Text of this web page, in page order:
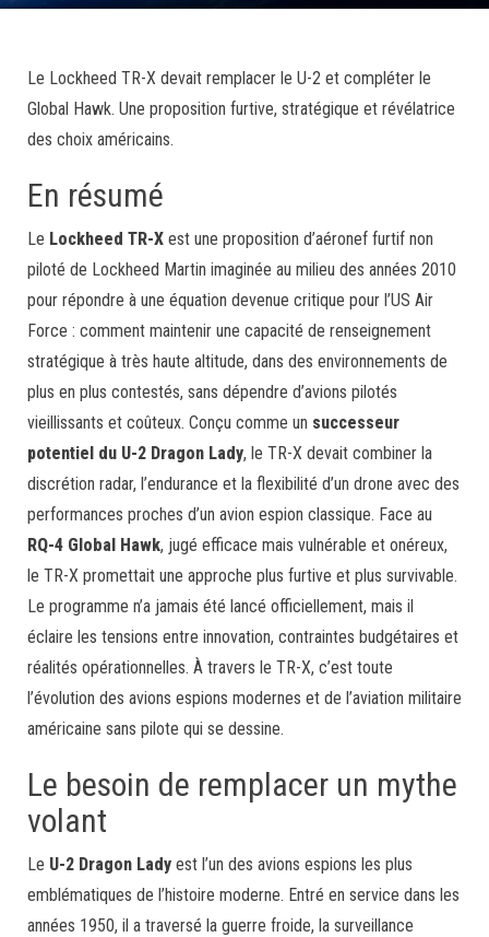
Le Lockheed TR-X devait remplacer le U-2 et compléter le
Global Hawk. Une proposition furtive, stratégique et révélatrice
des choix américains.
En résumé
Le Lockheed TR-X est une proposition d’aéronef furtif non
piloté de Lockheed Martin imaginée au milieu des années 2010
pour répondre à une équation devenue critique pour l’US Air
Force : comment maintenir une capacité de renseignement
stratégique à très haute altitude, dans des environnements de
plus en plus contestés, sans dépendre d’avions pilotés
vieillissants et coûteux. Conçu comme un successeur
potentiel du U-2 Dragon Lady, le TR-X devait combiner la
discrétion radar, l’endurance et la flexibilité d’un drone avec des
performances proches d’un avion espion classique. Face au
RQ-4 Global Hawk, jugé efficace mais vulnérable et onéreux,
le TR-X promettait une approche plus furtive et plus survivable.
Le programme n’a jamais été lancé officiellement, mais il
éclaire les tensions entre innovation, contraintes budgétaires et
réalités opérationnelles. À travers le TR-X, c’est toute
l’évolution des avions espions modernes et de l’aviation militaire
américaine sans pilote qui se dessine.
Le besoin de remplacer un mythe
volant
Le U-2 Dragon Lady est l’un des avions espions les plus
emblématiques de l’histoire moderne. Entré en service dans les
années 1950, il a traversé la guerre froide, la surveillance